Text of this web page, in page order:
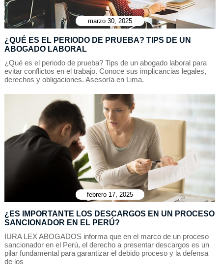
marzo 30, 2025
¿QUÉ ES EL PERIODO DE PRUEBA? TIPS DE UN
ABOGADO LABORAL
¿Qué es el periodo de prueba? Tips de un abogado laboral para
evitar conflictos en el trabajo. Conoce sus implicancias legales,
derechos y obligaciones. Asesoría en Lima.
febrero 17, 2025
¿ES IMPORTANTE LOS DESCARGOS EN UN PROCESO
SANCIONADOR EN EL PERÚ?
IURA LEX ABOGADOS informa que en el marco de un proceso
sancionador en el Perú, el derecho a presentar descargos es un
pilar fundamental para garantizar el debido proceso y la defensa
de los